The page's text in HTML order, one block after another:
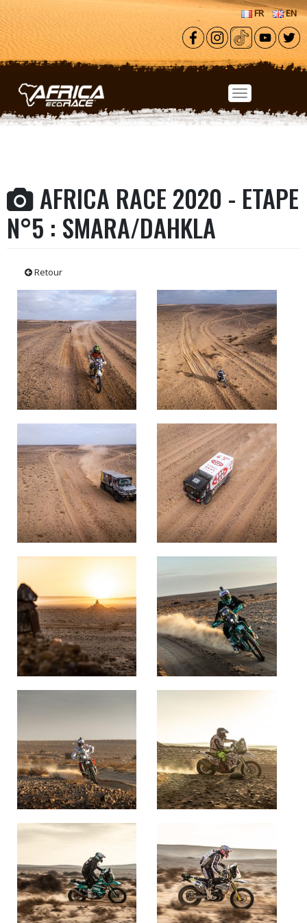
Aller au contenu principal
FR EN
AFRICA RACE 2020 - ETAPE
N°5 : SMARA/DAHKLA
Retour